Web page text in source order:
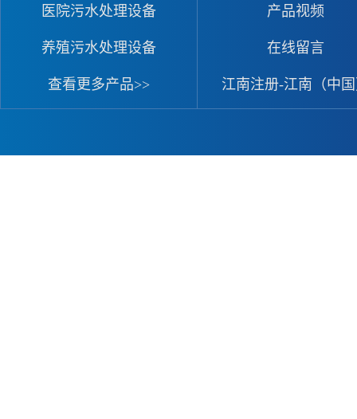
医院污水处理设备
养殖污水处理设备
查看更多产品>>
产品视频
在线留言
江南注册-江南（中